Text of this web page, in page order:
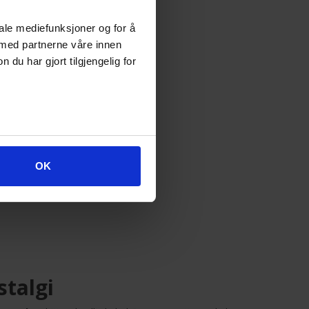
mediefunksjoner og for å
partnerne våre innen
du har gjort tilgjengelig for
OK